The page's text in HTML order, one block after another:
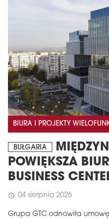
BIURA I PROJEKTY
BUŁGARIA
POWIĘKSZA
BUSINESS
schedule 04 sierpnia 2026
Grupa GTC odnowiła